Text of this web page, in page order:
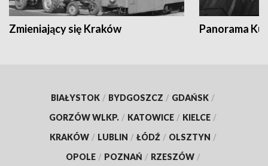
Zmieniający się Kraków Panorama
BIAŁYSTOK / BYDGOSZCZ / GDAŃSK /
GORZÓW WLKP. / KATOWICE / KIELCE /
KRAKÓW / LUBLIN / ŁÓDŹ / OLSZTYN /
OPOLE / POZNAŃ / RZESZÓW /